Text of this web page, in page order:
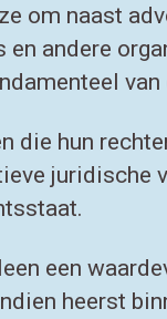
om naast
andere
die hun
juridische
een
heerst